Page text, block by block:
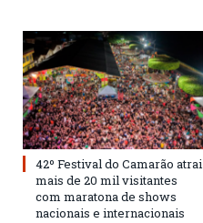
42º Festival do Camarão atrai
mais de 20 mil visitantes
com maratona de shows
nacionais e internacionais